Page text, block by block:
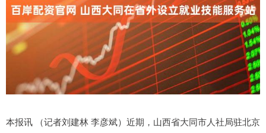
本报讯 （记者刘建林 李彦斌）近期，山西省大同市人社局驻北京